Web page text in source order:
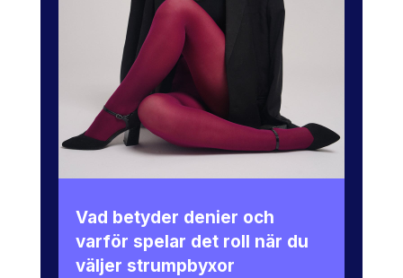
Vad betyder denier och
varför spelar det roll när du
väljer strumpbyxor